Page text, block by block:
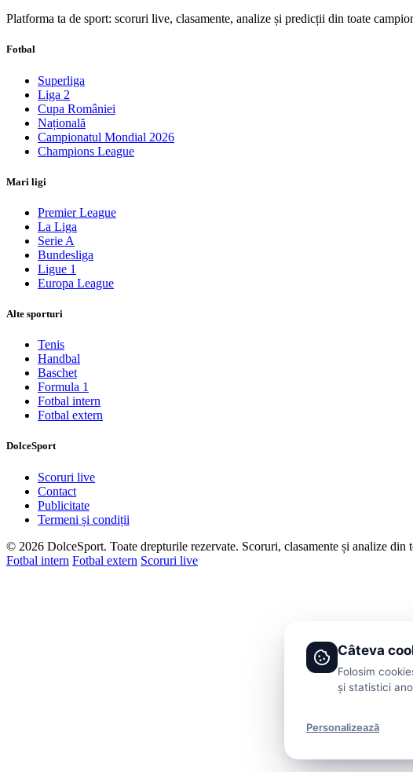
Platforma ta de sport: scoruri live, clasamente, analize și predicții din toate
Fotbal
Superliga
Liga 2
Cupa României
Națională
Campionatul Mondial 2026
Champions League
Mari ligi
Premier League
La Liga
Serie A
Bundesliga
Ligue 1
Europa League
Alte sporturi
Tenis
Handbal
Baschet
Formula 1
Fotbal intern
Fotbal extern
DolceSport
Scoruri live
Contact
Publicitate
Termeni și condiții
© 2026 DolceSport. Toate drepturile rezervate. Scoruri, clasamente și analize din
Fotbal intern Fotbal extern Scoruri live
Câteva
Folosim
și statistici
Personalizează